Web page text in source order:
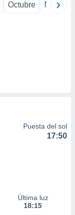
Octubre
Puesta del sol
17:50
Última luz
18:15